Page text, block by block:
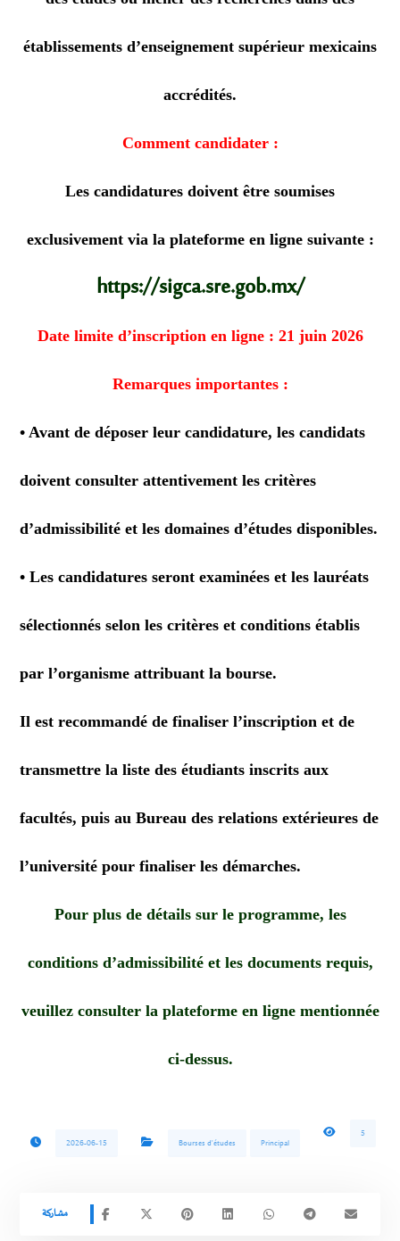
établissements d’enseignement supérieur mexicains
accrédités.
Comment candidater :
Les candidatures doivent être soumises
exclusivement via la plateforme en ligne suivante :
https://sigca.sre.gob.mx/
Date limite d’inscription en ligne : 21 juin 2026
Remarques importantes :
• Avant de déposer leur candidature, les candidats
doivent consulter attentivement les critères
d’admissibilité et les domaines d’études disponibles.
• Les candidatures seront examinées et les lauréats
sélectionnés selon les critères et conditions établis
par l’organisme attribuant la bourse.
Il est recommandé de finaliser l’inscription et de
transmettre la liste des étudiants inscrits aux
facultés, puis au Bureau des relations extérieures de
l’université pour finaliser les démarches.
Pour plus de détails sur le programme, les
conditions d’admissibilité et les documents requis,
veuillez consulter la plateforme en ligne mentionnée
ci-dessus.
2026-06-15 Bourses d'études Principal
5